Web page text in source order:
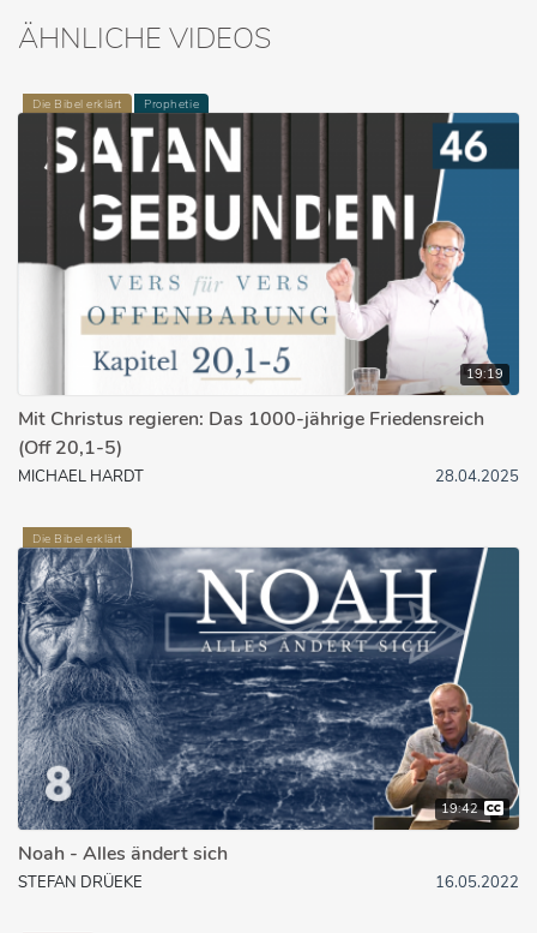
ÄHNLICHE VIDEOS
Die Bibel erklärt Prophetie
19:19
Mit Christus regieren: Das 1000-jährige Friedensreich
(Off 20,1-5)
MICHAEL HARDT 28.04.2025
Die Bibel erklärt
19:42
Noah - Alles ändert sich
STEFAN DRÜEKE 16.05.2022